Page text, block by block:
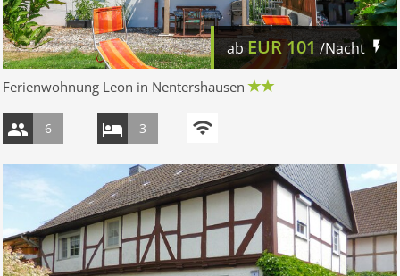
ab EUR 101/Nacht
Ferienwohnung Leon in Nentershausen
6 3